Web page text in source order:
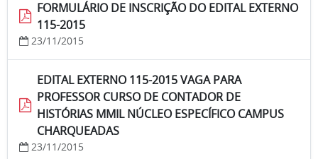
FORMULÁRIO DE INSCRIÇÃO DO EDITAL EXTERNO
115-2015
23/11/2015
EDITAL EXTERNO 115-2015 VAGA PARA
PROFESSOR CURSO DE CONTADOR DE
HISTÓRIAS MMIL NÚCLEO ESPECÍFICO CAMPUS
CHARQUEADAS
23/11/2015